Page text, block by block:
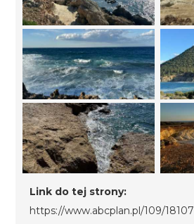
Link do tej strony:
https://www.abcplan.pl/109/18107